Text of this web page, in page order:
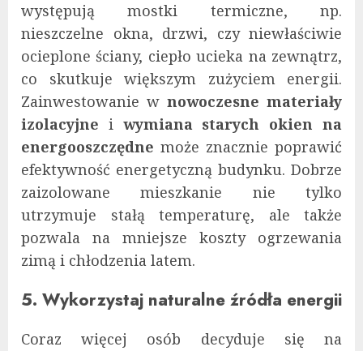
występują mostki termiczne, np.
nieszczelne okna, drzwi, czy niewłaściwie
ocieplone ściany, ciepło ucieka na zewnątrz,
co skutkuje większym zużyciem energii.
Zainwestowanie w nowoczesne materiały
izolacyjne i wymiana starych okien na
energooszczędne może znacznie poprawić
efektywność energetyczną budynku. Dobrze
zaizolowane mieszkanie nie tylko
utrzymuje stałą temperaturę, ale także
pozwala na mniejsze koszty ogrzewania
zimą i chłodzenia latem.
5. Wykorzystaj naturalne źródła energii
Coraz więcej osób decyduje się na